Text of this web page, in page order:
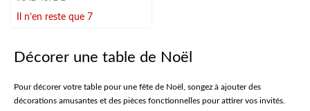
6Il n’en reste que 7
Décorer une table de Noël
Pour décorer votre table pour une fête de Noël, songez à ajouter des
décorations amusantes et des pièces fonctionnelles pour attirer vos invités.